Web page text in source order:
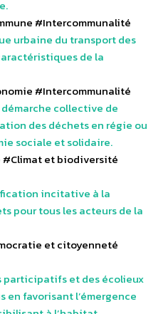
#Intercommunalité
urbaine du transport des
de la
#Intercommunalité
collective de
des déchets en régie ou
sociale et solidaire.
#Climat et biodiversité
incitative à la
pour tous les acteurs de la
et citoyenneté
participatifs et des écolieux
en favorisant l’émergence